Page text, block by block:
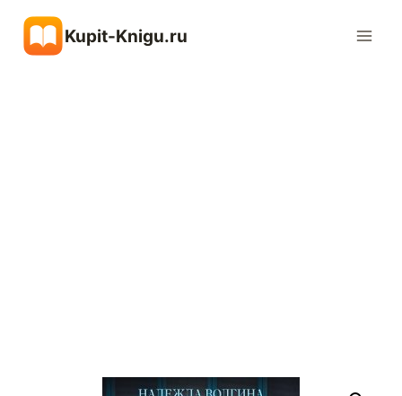
содержимому
Kupit-Knigu.ru